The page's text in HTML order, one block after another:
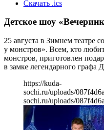
Скачать .ics
Детское шоу
25 августа в Зимнем театре
у монстров». Всем, кто
монстров, приготовлен
в замке легендарного графа
https://kuda-
sochi.ru/uploads/
sochi.ru/uploads/